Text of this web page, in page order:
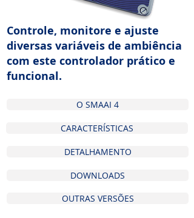
Controle, monitore e ajuste
diversas variáveis de ambiência
com este controlador prático e
funcional.
O SMAAI 4
CARACTERÍSTICAS
DETALHAMENTO
DOWNLOADS
OUTRAS VERSÕES